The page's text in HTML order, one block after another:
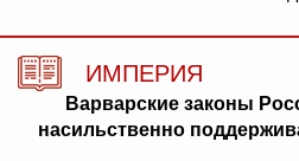
ИМПЕРИЯ
Варварские законы
насильственно